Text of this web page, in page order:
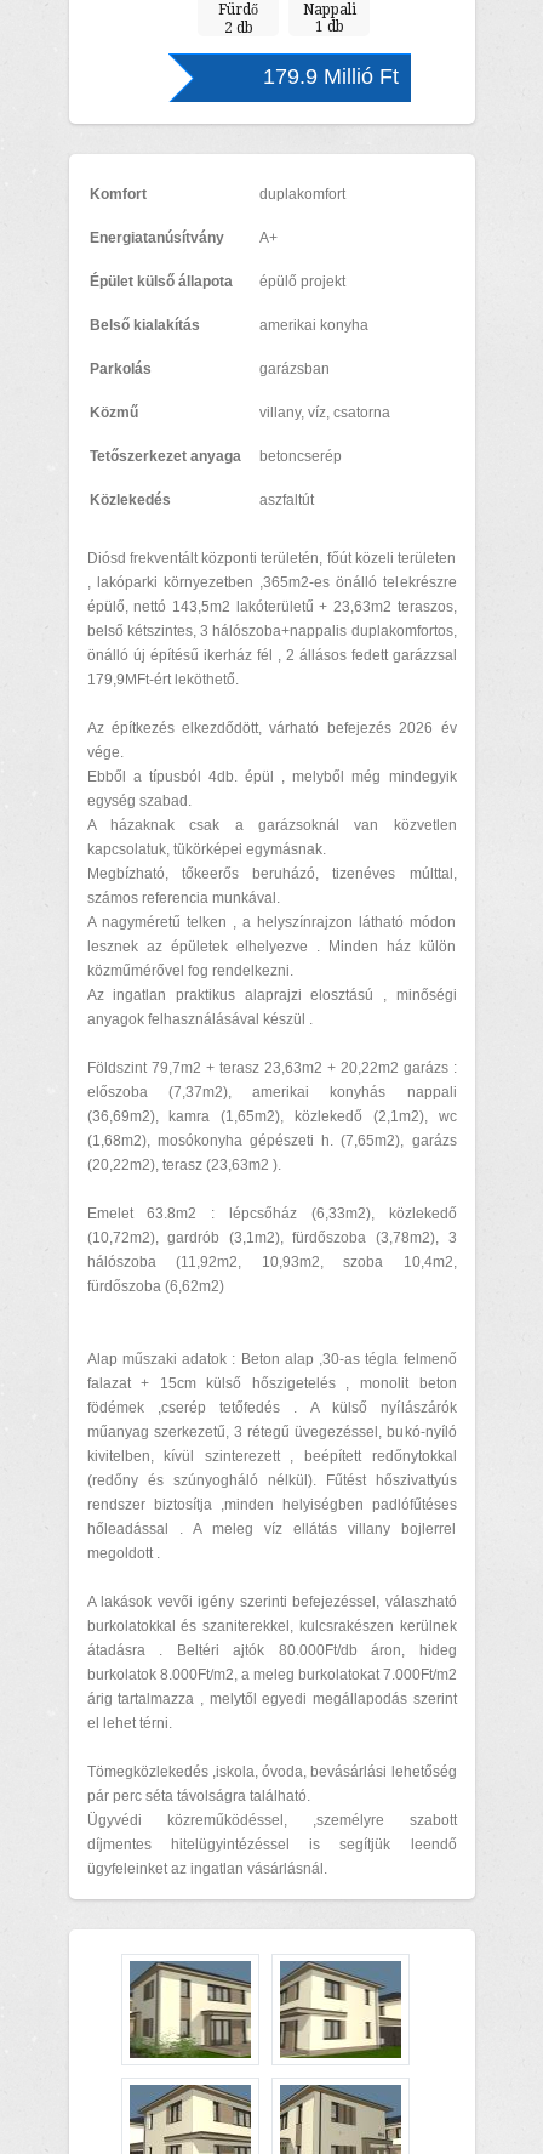
Fürdő
2 db
Nappali
1 db
179.9 Millió Ft
Komfort duplakomfort
Energiatanúsítvány A+
Épület külső állapota épülő projekt
Belső kialakítás amerikai konyha
Parkolás garázsban
Közmű villany, víz, csatorna
Tetőszerkezet anyaga betoncserép
Közlekedés aszfaltút
Diósd frekventált központi területén, főút közeli területen
, lakóparki környezetben ,365m2-es önálló telekrészre
épülő, nettó 143,5m2 lakóterületű + 23,63m2 teraszos,
belső kétszintes, 3 hálószoba+nappalis duplakomfortos,
önálló új építésű ikerház fél , 2 állásos fedett garázzsal
179,9MFt-ért leköthető.
Az építkezés elkezdődött, várható befejezés 2026 év
vége.
Ebből a típusból 4db. épül , melyből még mindegyik
egység szabad.
A házaknak csak a garázsoknál van közvetlen
kapcsolatuk, tükörképei egymásnak.
Megbízható, tőkeerős beruházó, tizenéves múlttal,
számos referencia munkával.
A nagyméretű telken , a helyszínrajzon látható módon
lesznek az épületek elhelyezve . Minden ház külön
közműmérővel fog rendelkezni.
Az ingatlan praktikus alaprajzi elosztású , minőségi
anyagok felhasználásával készül .
Földszint 79,7m2 + terasz 23,63m2 + 20,22m2 garázs :
előszoba (7,37m2), amerikai konyhás nappali
(36,69m2), kamra (1,65m2), közlekedő (2,1m2), wc
(1,68m2), mosókonyha gépészeti h. (7,65m2), garázs
(20,22m2), terasz (23,63m2 ).
Emelet 63.8m2 : lépcsőház (6,33m2), közlekedő
(10,72m2), gardrób (3,1m2), fürdőszoba (3,78m2), 3
hálószoba (11,92m2, 10,93m2, szoba 10,4m2,
fürdőszoba (6,62m2)
Alap műszaki adatok : Beton alap ,30-as tégla felmenő
falazat + 15cm külső hőszigetelés , monolit beton
födémek ,cserép tetőfedés . A külső nyílászárók
műanyag szerkezetű, 3 rétegű üvegezéssel, bukó-nyíló
kivitelben, kívül szinterezett , beépített redőnytokkal
(redőny és szúnyogháló nélkül). Fűtést hőszivattyús
rendszer biztosítja ,minden helyiségben padlófűtéses
hőleadással . A meleg víz ellátás villany bojlerrel
megoldott .
A lakások vevői igény szerinti befejezéssel, válaszható
burkolatokkal és szaniterekkel, kulcsrakészen kerülnek
átadásra . Beltéri ajtók 80.000Ft/db áron, hideg
burkolatok 8.000Ft/m2, a meleg burkolatokat 7.000Ft/m2
árig tartalmazza , melytől egyedi megállapodás szerint
el lehet térni.
Tömegközlekedés ,iskola, óvoda, bevásárlási lehetőség
pár perc séta távolságra található.
Ügyvédi közreműködéssel, ,személyre szabott
díjmentes hitelügyintézéssel is segítjük leendő
ügyfeleinket az ingatlan vásárlásnál.